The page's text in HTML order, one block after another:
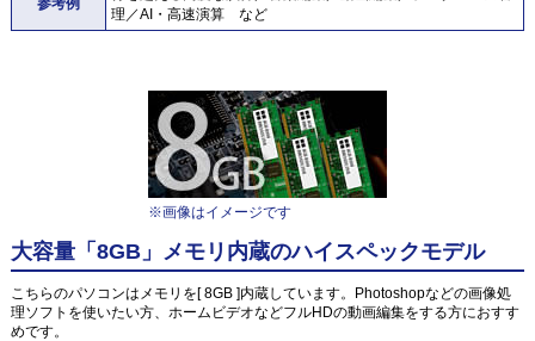
理／AI・高速演算 など
※画像はイメージです
大容量「8GB」メモリ内蔵のハイスペックモデル
こちらのパソコンはメモリを[ 8GB ]内蔵しています。Photoshopなどの画像処
理ソフトを使いたい方、ホームビデオなどフルHDの動画編集をする方におすす
めです。